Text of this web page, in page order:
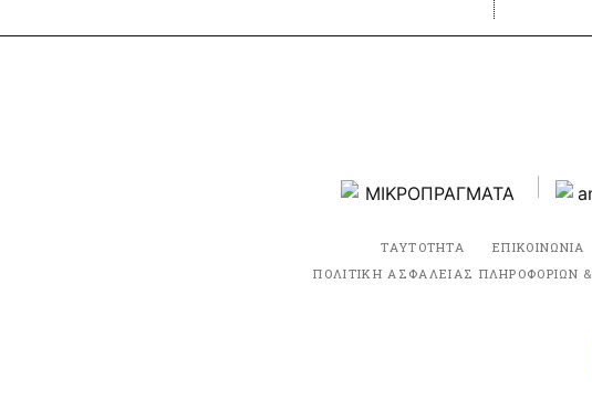
ΤΑΥΤΟΤΗΤΑ ΕΠΙΚΟΙΝΩΝΙΑ
ΠΟΛΙΤΙΚΗ ΑΣΦΑΛΕΙΑΣ ΠΛΗΡΟΦΟΡΙΩΝ